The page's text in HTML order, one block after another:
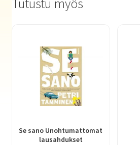
Tutustu myös
Se sano Unohtumattomat
lausahdukset